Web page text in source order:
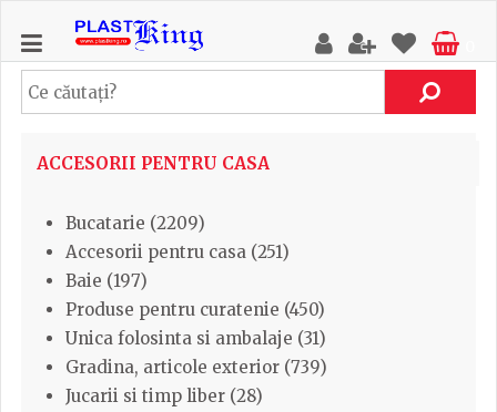
ACCESORII PENTRU CASA
Bucatarie (2209)
Accesorii pentru casa (251)
Baie (197)
Produse pentru curatenie (450)
Unica folosinta si ambalaje (31)
Gradina, articole exterior (739)
Jucarii si timp liber (28)